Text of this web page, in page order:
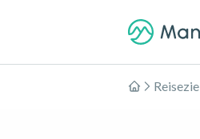
Home